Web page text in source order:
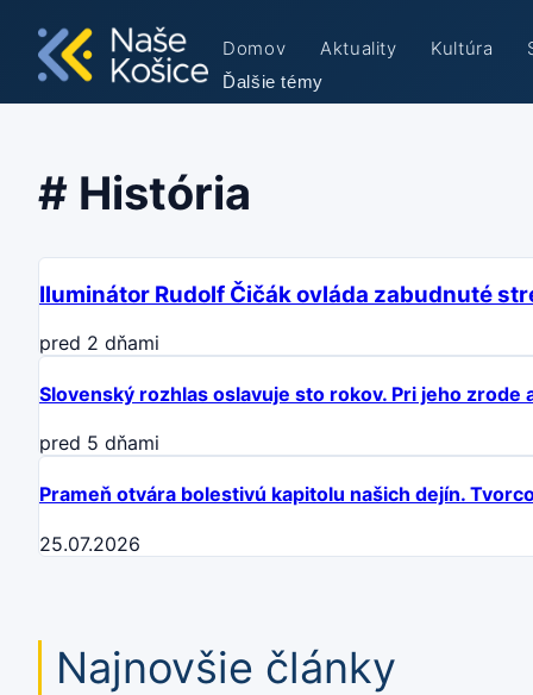
Domov Aktuality Kultúra
Ďalšie témy
# História
Iluminátor Rudolf Čičák ovláda zabudnuté
pred 2 dňami
Slovenský rozhlas oslavuje sto rokov. Pri jeho zrode
pred 5 dňami
Prameň otvára bolestivú kapitolu našich dejín.
25.07.2026
Najnovšie články